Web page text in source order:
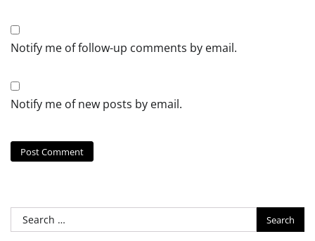
Notify me of follow-up comments by email.
Notify me of new posts by email.
Search
for: